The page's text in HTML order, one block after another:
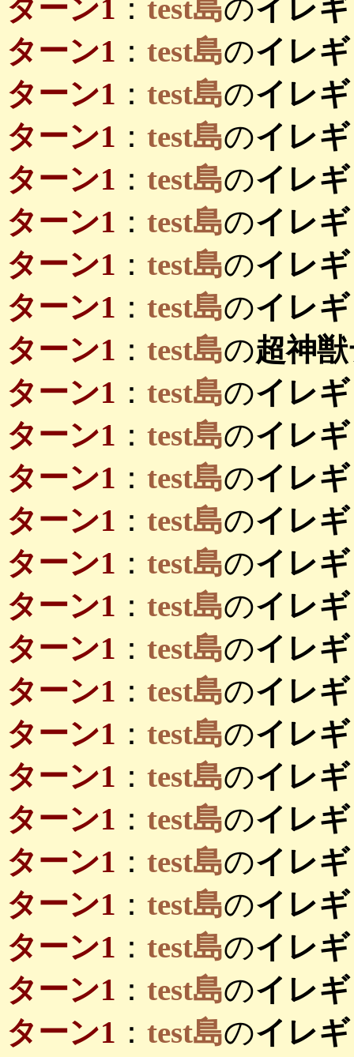
ターン1 ： test島のイレ
ターン1 ： test島のイレ
ターン1 ： test島のイレ
ターン1 ： test島のイレ
ターン1 ： test島のイレ
ターン1 ： test島のイレ
ターン1 ： test島のイレ
ターン1 ： test島のイレ
ターン1 ： test島の超神
ターン1 ： test島のイレ
ターン1 ： test島のイレ
ターン1 ： test島のイレ
ターン1 ： test島のイレ
ターン1 ： test島のイレ
ターン1 ： test島のイレ
ターン1 ： test島のイレ
ターン1 ： test島のイレ
ターン1 ： test島のイレ
ターン1 ： test島のイレ
ターン1 ： test島のイレ
ターン1 ： test島のイレ
ターン1 ： test島のイレ
ターン1 ： test島のイレ
ターン1 ： test島のイレ
ターン1 ： test島のイレ